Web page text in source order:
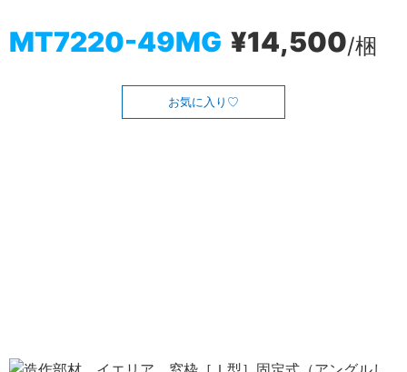
MT7220-49MG ¥14,500/梱
お気に入り